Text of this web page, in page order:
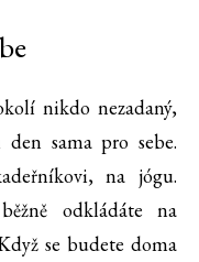
nikdo nezadaný,
sama pro sebe.
na jógu.
odkládáte na
se budete doma